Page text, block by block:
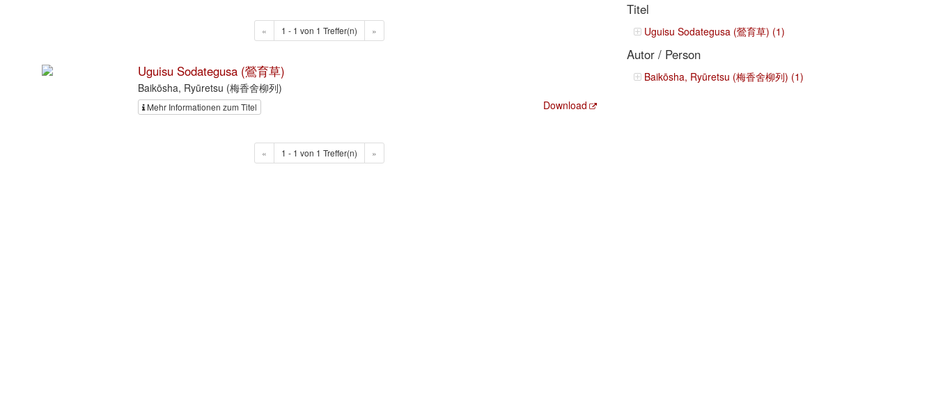
« 1 - 1 von 1 Treffer(n) »
Uguisu Sodategusa (鶯育草)
Baikōsha, Ryūretsu (梅香舍柳列)
Mehr Informationen zum Titel Download
« 1 - 1 von 1 Treffer(n) »
Titel
Uguisu Sodategusa (鶯育草) (1)
Autor / Person
Baikōsha, Ryūretsu (梅香舍柳列) (1)